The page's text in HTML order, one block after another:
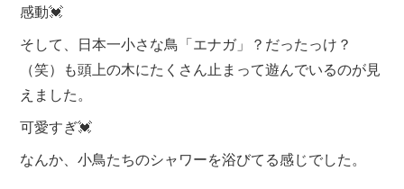
感動💓
そして、日本一小さな鳥「エナガ」？だったっけ？
（笑）も頭上の木にたくさん止まって遊んでいるのが見
えました。
可愛すぎ💓
なんか、小鳥たちのシャワーを浴びてる感じでした。